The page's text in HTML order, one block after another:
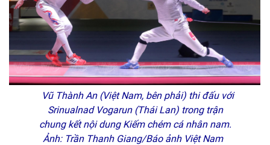
Vũ Thành An (Việt Nam, bên phải) thi đấu với
Srinualnad Vogarun (Thái Lan) trong trận
chung kết nội dung Kiếm chém cá nhân nam.
Ảnh: Trần Thanh Giang/Báo ảnh Việt Nam